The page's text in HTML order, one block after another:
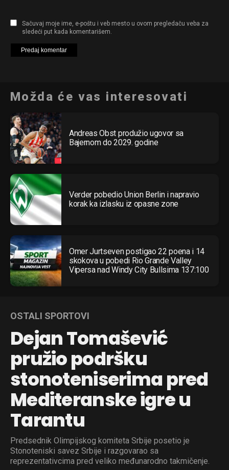
Sačuvaj moje ime, e-poštu i veb mesto u ovom pregledaču veba za
sledeći put kada komentarišem.
Možda će vas interesovati
Andreas Obst produžio ugovor sa
Bajernom do 2029. godine
Verder pobedio Union Berlin i napravio
korak ka izlasku iz opasne zone
Omer Jurtseven postigao 22 poena i 14
skokova u pobedi Rio Grande Valley
Vipersa nad Windy City Bullsima 137:100
OSTALI SPORTOVI
Dejan Tomašević
pružio podršku
stonoteniserima pred
Mediteranske igre u
Tarantu
Predsednik Olimpijskog komiteta Srbije posetio je
Stonoteniski savez Srbije i razgovarao sa
reprezentativcima pred veliko međunarodno takmičenje.